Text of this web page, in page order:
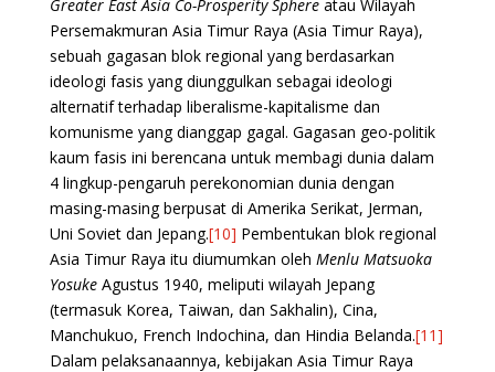
Greater East Asia Co-Prosperity Sphereatau Wilayah
Persemakmuran Asia Timur Raya (Asia Timur Raya),
sebuah gagasan blok regional yang berdasarkan
ideologi fasis yang diunggulkan sebagai ideologi
alternatif terhadap liberalisme-kapitalisme dan
komunisme yang dianggap gagal. Gagasan geo-politik
kaum fasis ini berencana untuk membagi dunia dalam
4 lingkup-pengaruh perekonomian dunia dengan
masing-masing berpusat di Amerika Serikat, Jerman,
Uni Soviet dan Jepang.[10] Pembentukan blok regional
Asia Timur Raya itu diumumkan oleh Menlu Matsuoka
YosukeAgustus 1940, meliputi wilayah Jepang
(termasuk Korea, Taiwan, dan Sakhalin), Cina,
Manchukuo, French Indochina, dan Hindia Belanda.[11]
Dalam pelaksanaannya, kebijakan Asia Timur Raya